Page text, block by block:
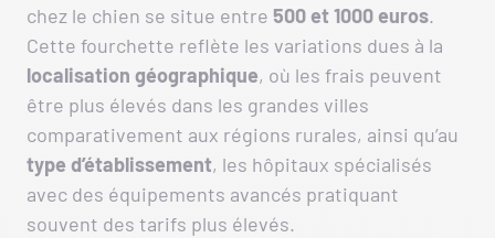
chez le chien se situe entre 500 et 1000 euros.
Cette fourchette reflète les variations dues à la
localisation géographique, où les frais peuvent
être plus élevés dans les grandes villes
comparativement aux régions rurales, ainsi qu’au
type d’établissement, les hôpitaux spécialisés
avec des équipements avancés pratiquant
souvent des tarifs plus élevés.